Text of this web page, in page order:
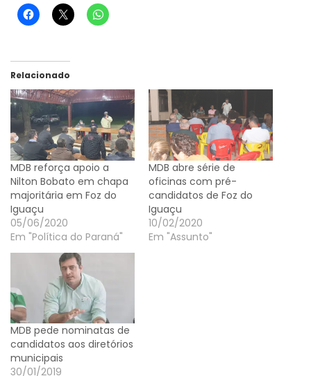
Relacionado
MDB reforça apoio a
Nilton Bobato em chapa
majoritária em Foz do
Iguaçu
05/06/2020
Em "Política do Paraná"
MDB abre série de
oficinas com pré-
candidatos de Foz do
Iguaçu
10/02/2020
Em "Assunto"
MDB pede nominatas de
candidatos aos diretórios
municipais
30/01/2019